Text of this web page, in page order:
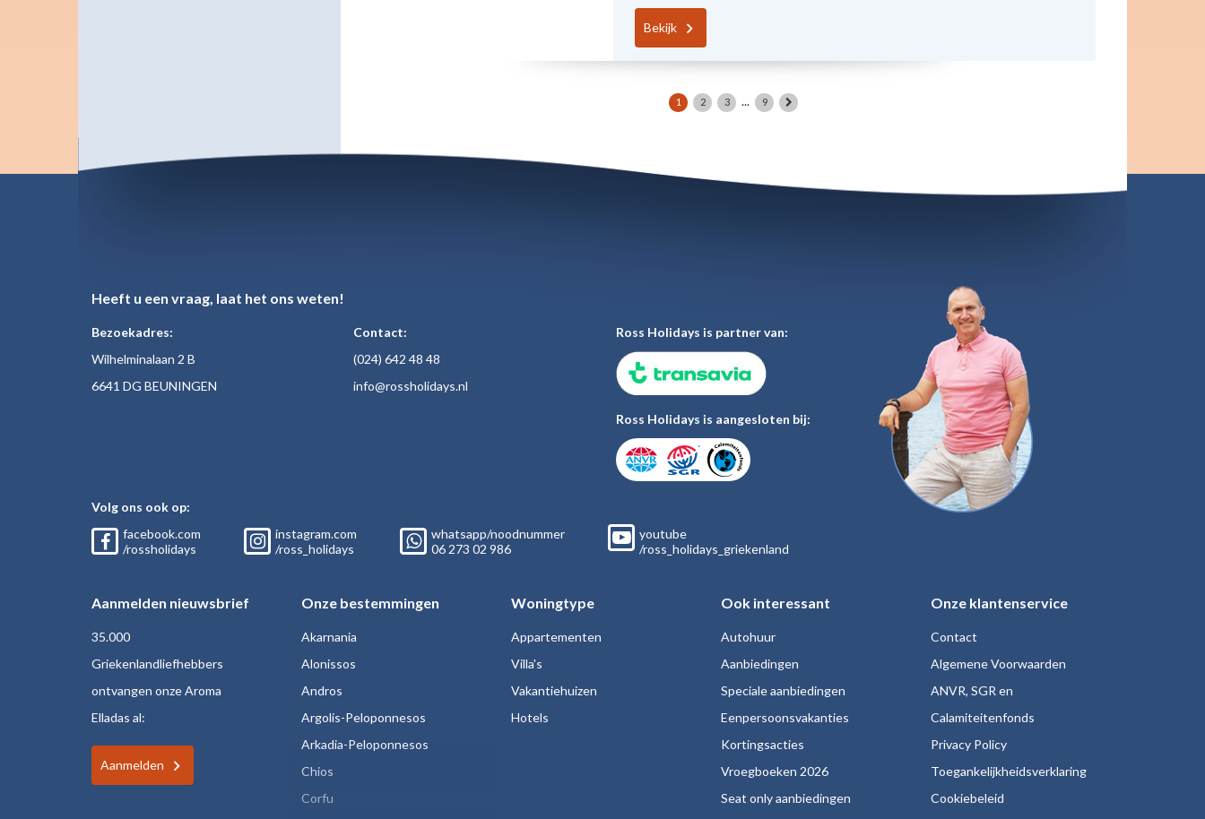
Bekijk
1 2 3 ... 9
Heeft u een vraag, laat het ons weten!
Bezoekadres:
Wilhelminalaan 2 B
6641 DG BEUNINGEN
Contact:
(024) 642 48 48
info@rossholidays.nl
Ross Holidays is partner van:
Ross Holidays is aangesloten bij:
Volg ons ook op:
facebook.com
/rossholidays
instagram.com
/ross_holidays
whatsapp/noodnummer
06 273 02 986
youtube
/ross_holidays_griekenland
Aanmelden nieuwsbrief
35.000
Griekenlandliefhebbers
ontvangen onze Aroma
Elladas al:
Aanmelden
Onze bestemmingen
Akarnania
Alonissos
Andros
Argolis-Peloponnesos
Arkadia-Peloponnesos
Chios
Corfu
Woningtype
Appartementen
Villa's
Vakantiehuizen
Hotels
Ook interessant
Autohuur
Aanbiedingen
Speciale aanbiedingen
Eenpersoonsvakanties
Kortingsacties
Vroegboeken 2026
Seat only aanbiedingen
Onze klantenservice
Contact
Algemene Voorwaarden
ANVR, SGR en
Calamiteitenfonds
Privacy Policy
Toegankelijkheidsverklaring
Cookiebeleid